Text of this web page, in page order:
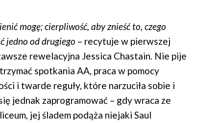
mogę; cierpliwość, aby znieść to, czego
jedno od drugiego – recytuje w pierwszej
rewelacyjna Jessica Chastain. Nie pije
spotkania AA, praca w pomocy
i twarde reguły, które narzuciła sobie i
jednak zaprogramować – gdy wraca ze
jej śladem podąża niejaki Saul